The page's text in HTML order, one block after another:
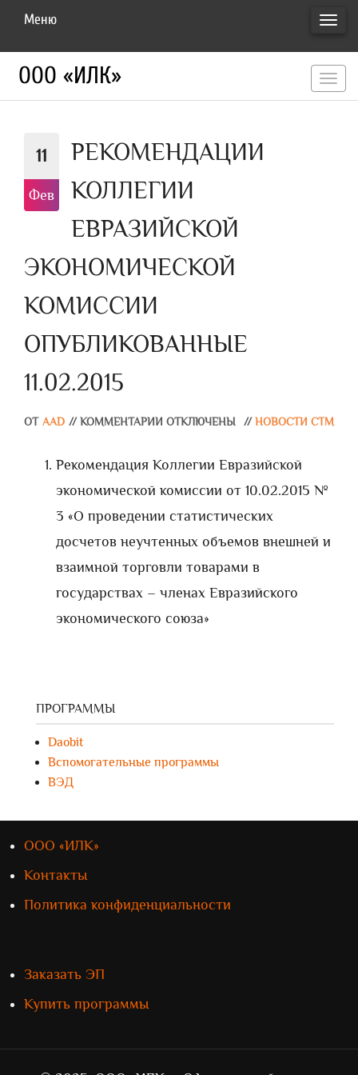
Меню
ООО «ИЛК»
11
Фев
РЕКОМЕНДАЦИИ
КОЛЛЕГИИ
ЕВРАЗИЙСКОЙ
ЭКОНОМИЧЕСКОЙ
КОМИССИИ
ОПУБЛИКОВАННЫЕ
11.02.2015
ОТ AAD // КОММЕНТАРИИ ОТКЛЮЧЕНЫ // НОВОСТИ СТМ
Рекомендация Коллегии Евразийской
экономической комиссии от 10.02.2015 №
3 «О проведении статистических
досчетов неучтенных объемов внешней и
взаимной торговли товарами в
государствах – членах Евразийского
экономического союза»
ПРОГРАММЫ
Daobit
Вспомогательные программы
ВЭД
ООО «ИЛК»
Контакты
Политика конфиденциальности
Заказать ЭП
Купить программы